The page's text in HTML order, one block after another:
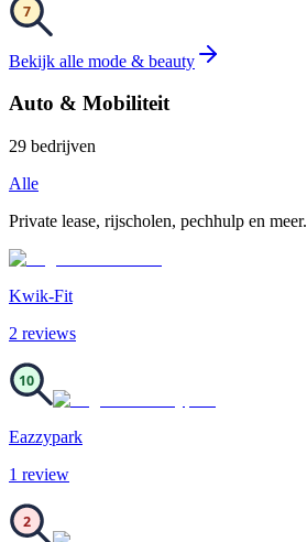
7
Bekijk alle mode & beauty
Auto & Mobiliteit
29 bedrijven
Alle
Private lease, rijscholen, pechhulp en meer.
Kwik-Fit
2 reviews
10
Eazzypark
1 review
2